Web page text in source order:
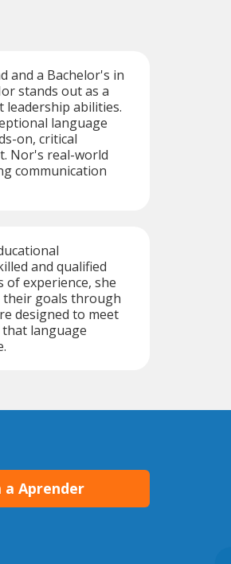
and a Bachelor's in
stands out as a
leadership abilities.
language
on, critical
Nor's real-world
communication
and qualified
of experience, she
their goals through
designed to meet
that language
a Aprender